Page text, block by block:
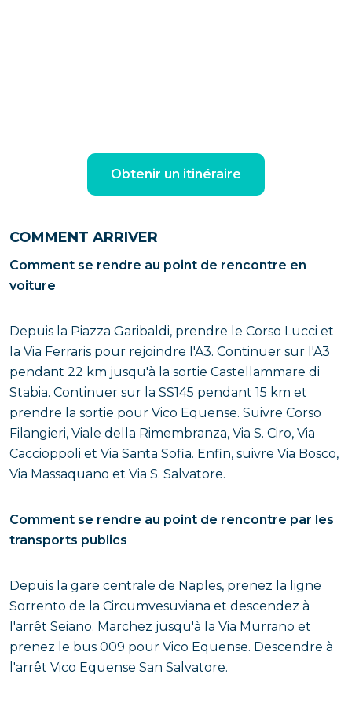
Obtenir un itinéraire
COMMENT ARRIVER
Comment se rendre au point de rencontre en
voiture
Depuis la Piazza Garibaldi, prendre le Corso Lucci et
la Via Ferraris pour rejoindre l'A3. Continuer sur l'A3
pendant 22 km jusqu'à la sortie Castellammare di
Stabia. Continuer sur la SS145 pendant 15 km et
prendre la sortie pour Vico Equense. Suivre Corso
Filangieri, Viale della Rimembranza, Via S. Ciro, Via
Caccioppoli et Via Santa Sofia. Enfin, suivre Via Bosco,
Via Massaquano et Via S. Salvatore.
Comment se rendre au point de rencontre par les
transports publics
Depuis la gare centrale de Naples, prenez la ligne
Sorrento de la Circumvesuviana et descendez à
l'arrêt Seiano. Marchez jusqu'à la Via Murrano et
prenez le bus 009 pour Vico Equense. Descendre à
l'arrêt Vico Equense San Salvatore.